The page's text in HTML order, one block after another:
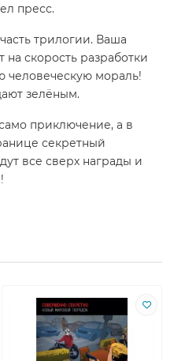
пресс.
трилогии. Ваша
скорость разработки
человеческую мораль!
зелёным.
приключение, а в
секретный
все сверх награды и